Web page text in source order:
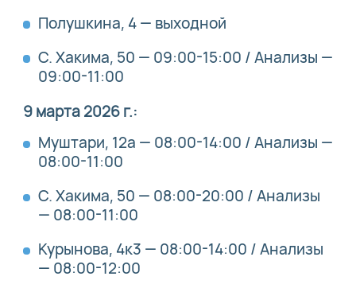
Полушкина, 4 — выходной
С. Хакима, 50 — 09:00-15:00 / Анализы —
09:00-11:00
9 марта 2026 г.:
Муштари, 12а — 08:00-14:00 / Анализы —
08:00-11:00
С. Хакима, 50 — 08:00-20:00 / Анализы
— 08:00-11:00
Курынова, 4к3 — 08:00-14:00 / Анализы
— 08:00-12:00